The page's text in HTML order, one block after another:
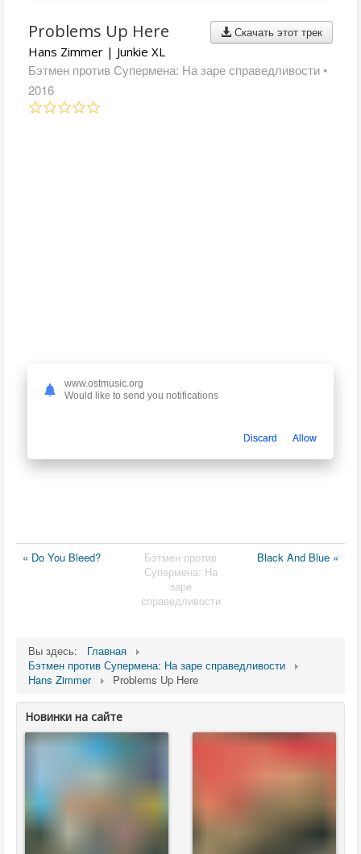
Скачать этот трек
Problems Up Here
Hans Zimmer | Junkie XL
Бэтмен против Супермена: На заре справедливости •
2016
« Do You Bleed?
Бэтмен против
Супермена: На
заре
справедливости
Black And Blue »
Вы здесь:
Главная
Бэтмен против Супермена: На заре справедливости
Hans Zimmer
Problems Up Here
Новинки на сайте
www.ostmusic.org
Would like to send you notifications
Discard Allow